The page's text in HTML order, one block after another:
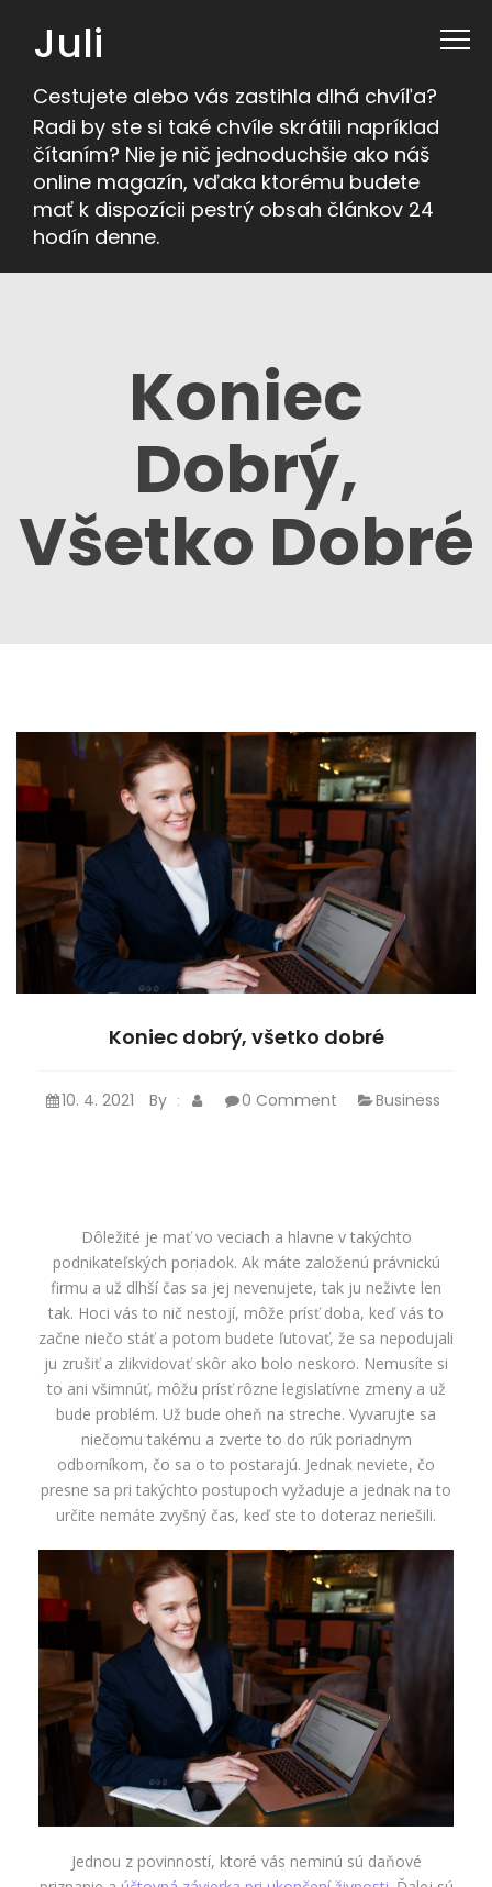
Juli
Cestujete alebo vás zastihla dlhá chvíľa?
Radi by ste si také chvíle skrátili napríklad
čítaním? Nie je nič jednoduchšie ako náš
online magazín, vďaka ktorému budete
mať k dispozícii pestrý obsah článkov 24
hodín denne.
Koniec
Dobrý,
Všetko Dobré
Koniec dobrý, všetko dobré
10. 4. 2021 By : 0 Comment Business
Dôležité je mať vo veciach a hlavne v takýchto
podnikateľských poriadok. Ak máte založenú právnickú
firmu a už dlhší čas sa jej nevenujete, tak ju neživte len
tak. Hoci vás to nič nestojí, môže prísť doba, keď vás to
začne niečo stáť a potom budete ľutovať, že sa nepodujali
ju zrušiť a zlikvidovať skôr ako bolo neskoro. Nemusíte si
to ani všimnúť, môžu prísť rôzne legislatívne zmeny a už
bude problém. Už bude oheň na streche. Vyvarujte sa
niečomu takému a zverte to do rúk poriadnym
odborníkom, čo sa o to postarajú. Jednak neviete, čo
presne sa pri takýchto postupoch vyžaduje a jednak na to
určite nemáte zvyšný čas, keď ste to doteraz neriešili.
Jednou z povinností, ktoré vás neminú sú daňové